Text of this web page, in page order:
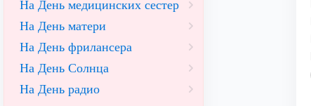
На День медицинских сестер
На День матери
На День фрилансера
На День Солнца
На День радио